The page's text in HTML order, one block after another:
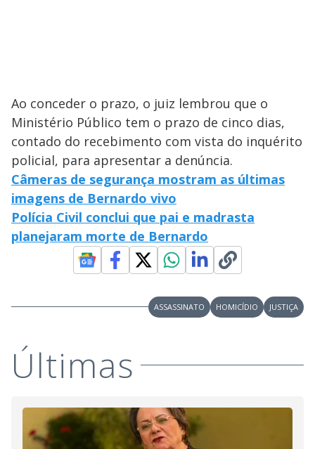
Ao conceder o prazo, o juiz lembrou que o
Ministério Público tem o prazo de cinco dias,
contado do recebimento com vista do inquérito
policial, para apresentar a denúncia.
Câmeras de segurança mostram as últimas
imagens de Bernardo vivo
Polícia Civil conclui que pai e madrasta
planejaram morte de Bernardo
ASSASSINATO HOMICÍDIO JUSTIÇA
Últimas